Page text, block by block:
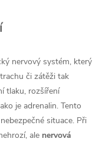
nervový systém, který
či zátěži tak
tlaku, rozšíření
je adrenalin. Tento
situace. Při
ale nervová